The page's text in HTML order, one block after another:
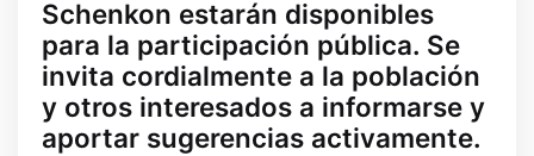
Schenkon estarán disponibles
para la participación pública. Se
invita cordialmente a la población
y otros interesados a informarse y
aportar sugerencias activamente.